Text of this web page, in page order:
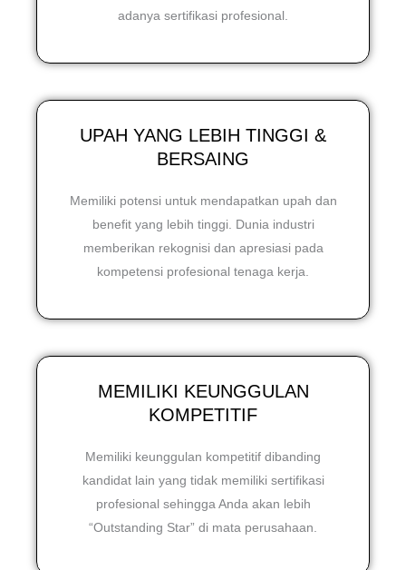
adanya sertifikasi profesional.
UPAH YANG LEBIH TINGGI &
BERSAING
Memiliki potensi untuk mendapatkan upah dan
benefit yang lebih tinggi. Dunia industri
memberikan rekognisi dan apresiasi pada
kompetensi profesional tenaga kerja.
MEMILIKI KEUNGGULAN
KOMPETITIF
Memiliki keunggulan kompetitif dibanding
kandidat lain yang tidak memiliki sertifikasi
profesional sehingga Anda akan lebih
“Outstanding Star” di mata perusahaan.